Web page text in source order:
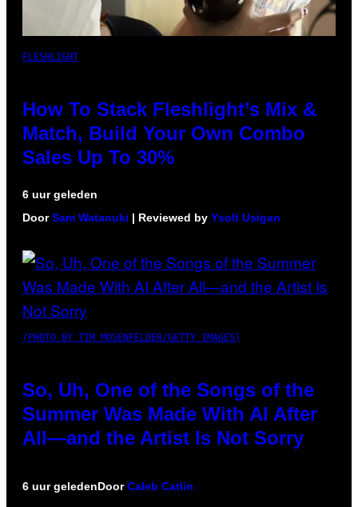
FLESHLIGHT
How To Stack Fleshlight’s Mix &
Match, Build Your Own Combo
Sales Up To 30%
6 uur geleden
DoorSam Watanuki | Reviewed by Ysolt Usigan
(PHOTO BY TIM MOSENFELDER/GETTY IMAGES)
So, Uh, One of the Songs of the
Summer Was Made With AI After
All—and the Artist Is Not Sorry
6 uur geledenDoorCaleb Catlin